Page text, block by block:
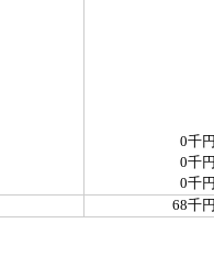
0千
0千
0千
68千